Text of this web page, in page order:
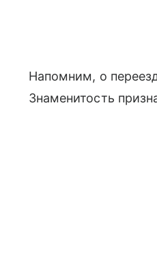
Напомним, о
Знаменитость